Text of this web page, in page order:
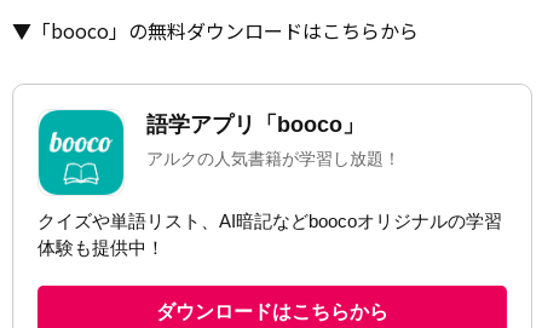
▼「booco」の無料ダウンロードはこちらから